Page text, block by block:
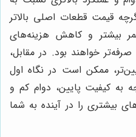
قیمت قطعات اصلی بالاتر
بیشتر و کاهش هزینه‌های
خواهند بود. در مقابل،
ممکن است در نگاه اول
به کیفیت پایین، دوام کم و
بیشتری را در آینده به شما